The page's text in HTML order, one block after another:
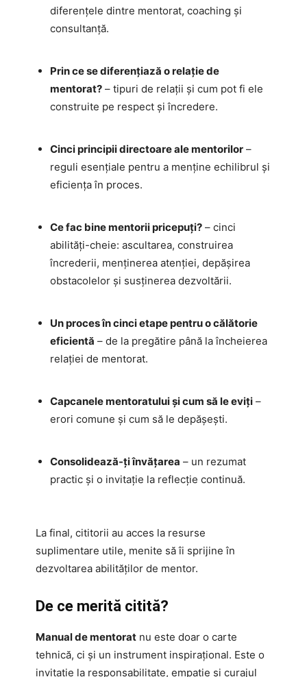
diferențele dintre mentorat, coaching și
consultanță.
Prin ce se diferențiază o relație de
mentorat? – tipuri de relații și cum pot fi ele
construite pe respect și încredere.
Cinci principii directoare ale mentorilor –
reguli esențiale pentru a menține echilibrul și
eficiența în proces.
Ce fac bine mentorii pricepuți? – cinci
abilități-cheie: ascultarea, construirea
încrederii, menținerea atenției, depășirea
obstacolelor și susținerea dezvoltării.
Un proces în cinci etape pentru o călătorie
eficientă – de la pregătire până la încheierea
relației de mentorat.
Capcanele mentoratului și cum să le eviți –
erori comune și cum să le depășești.
Consolidează-ți învățarea – un rezumat
practic și o invitație la reflecție continuă.
La final, cititorii au acces la resurse
suplimentare utile, menite să îi sprijine în
dezvoltarea abilităților de mentor.
De ce merită citită?
Manual de mentorat nu este doar o carte
tehnică, ci și un instrument inspirațional. Este o
invitație la responsabilitate, empatie și curajul